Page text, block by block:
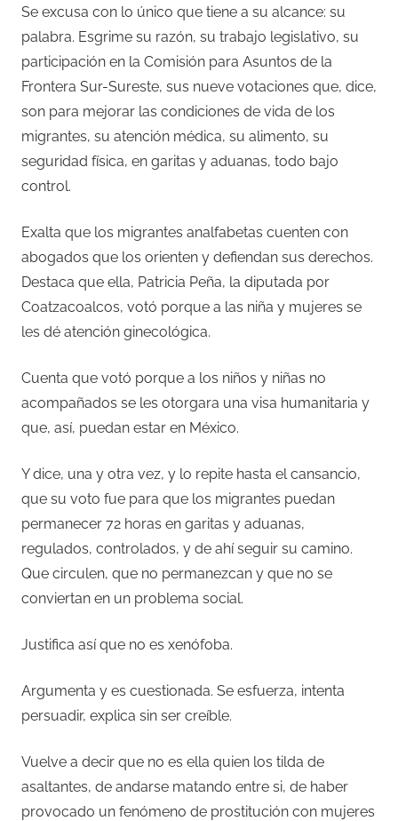
Se excusa con lo único que tiene a su alcance: su
palabra. Esgrime su razón, su trabajo legislativo, su
participación en la Comisión para Asuntos de la
Frontera Sur-Sureste, sus nueve votaciones que, dice,
son para mejorar las condiciones de vida de los
migrantes, su atención médica, su alimento, su
seguridad física, en garitas y aduanas, todo bajo
control.
Exalta que los migrantes analfabetas cuenten con
abogados que los orienten y defiendan sus derechos.
Destaca que ella, Patricia Peña, la diputada por
Coatzacoalcos, votó porque a las niña y mujeres se
les dé atención ginecológica.
Cuenta que votó porque a los niños y niñas no
acompañados se les otorgara una visa humanitaria y
que, así, puedan estar en México.
Y dice, una y otra vez, y lo repite hasta el cansancio,
que su voto fue para que los migrantes puedan
permanecer 72 horas en garitas y aduanas,
regulados, controlados, y de ahí seguir su camino.
Que circulen, que no permanezcan y que no se
conviertan en un problema social.
Justifica así que no es xenófoba.
Argumenta y es cuestionada. Se esfuerza, intenta
persuadir, explica sin ser creíble.
Vuelve a decir que no es ella quien los tilda de
asaltantes, de andarse matando entre si, de haber
provocado un fenómeno de prostitución con mujeres